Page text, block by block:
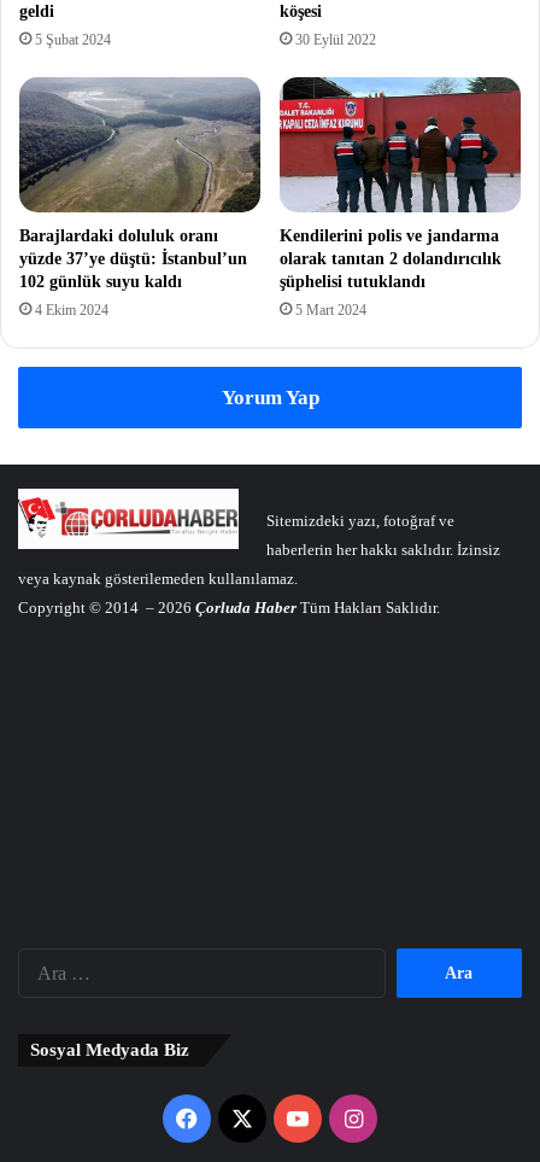
geldi
5 Şubat 2024
köşesi
30 Eylül 2022
Barajlardaki doluluk oranı
yüzde 37’ye düştü: İstanbul’un
102 günlük suyu kaldı
4 Ekim 2024
Kendilerini polis ve jandarma
olarak tanıtan 2 dolandırıcılık
şüphelisi tutuklandı
5 Mart 2024
Yorum Yap
Sitemizdeki yazı, fotoğraf ve
haberlerin her hakkı saklıdır. İzinsiz
veya kaynak gösterilemeden kullanılamaz.
Copyright © 2014 – 2026 Çorluda Haber Tüm Hakları Saklıdır.
Sosyal Medyada Biz
Facebook
X YouTubeInstagram